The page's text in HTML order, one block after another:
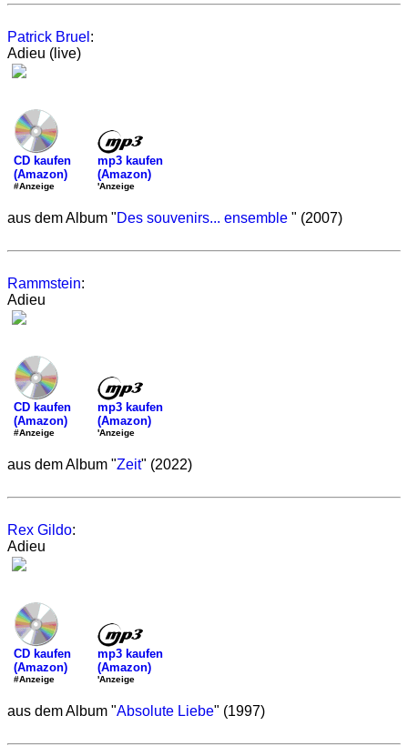
Patrick Bruel :
Adieu (live)
CD kaufen
(Amazon)
#Anzeige
mp3 kaufen
(Amazon)
'Anzeige
aus dem Album "Des souvenirs... ensemble " (2007)
Rammstein:
Adieu
CD kaufen
(Amazon)
#Anzeige
mp3 kaufen
(Amazon)
'Anzeige
aus dem Album "Zeit" (2022)
Rex Gildo:
Adieu
CD kaufen
(Amazon)
#Anzeige
mp3 kaufen
(Amazon)
'Anzeige
aus dem Album "Absolute Liebe" (1997)